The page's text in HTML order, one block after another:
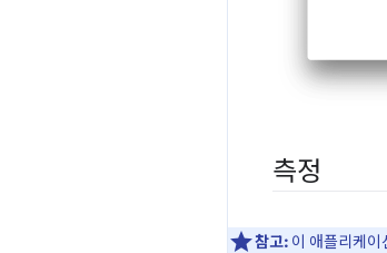
측정
참고: 이 애플리케